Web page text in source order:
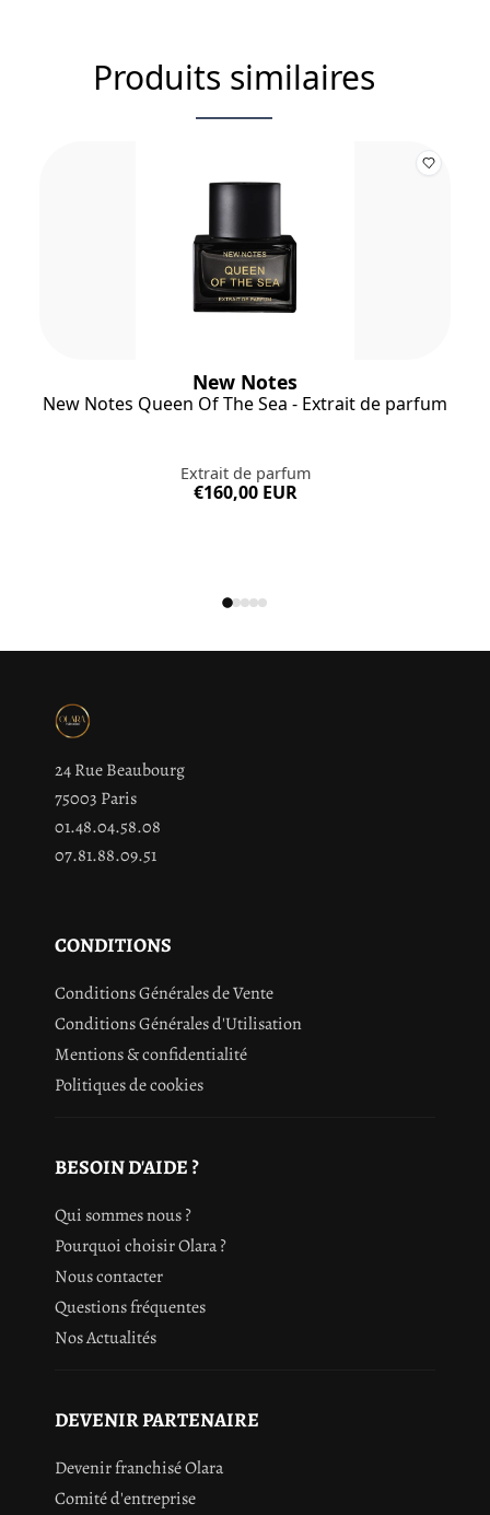
Produits similaires
New Notes
New Notes Queen Of The Sea - Extrait de parfum
Extrait de parfum
€160,00 EUR
24 Rue Beaubourg
75003 Paris
01.48.04.58.08
07.81.88.09.51
CONDITIONS
Conditions Générales de Vente
Conditions Générales d'Utilisation
Mentions & confidentialité
Politiques de cookies
BESOIN D'AIDE ?
Qui sommes nous ?
Pourquoi choisir Olara ?
Nous contacter
Questions fréquentes
Nos Actualités
DEVENIR PARTENAIRE
Devenir franchisé Olara
Comité d'entreprise